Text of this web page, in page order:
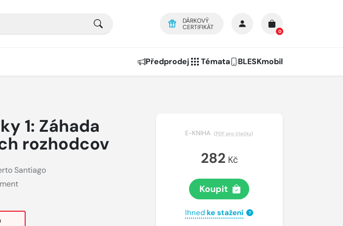
DÁRKOVÝ
CERTIFIKÁT
0
Předprodej Témata BLESKmobil
1: Záhada
rozhodcov
Santiago
E-KNIHA (PDF pro čtečky)
282 Kč
Koupit
Ihned ke stažení ?